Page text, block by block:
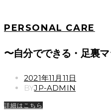
PERSONAL CARE
〜自分でできる・足裏
POSTED
ON
2021年11月11日
BYJP-ADMIN
詳細はこちら